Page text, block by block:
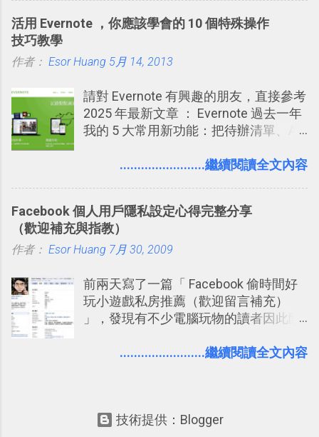
子彈筆記？我的 Trello GTD 方法範例看
板分享
強；然後下次快要忘記可能變成相隔一
化，讓記憶延長到可能半個月；那時候
來一個月的記憶長度！就這樣反覆慢慢
拉長時間練習，就能讓一個東西成為腦
海中更深刻的記憶。 問題是，當我們一
要準備數百個考試問題時，自己手動進
練習的記憶卡片，自動規劃要延期複習
的卡片，每天自動產生記憶練習題，這
樣的軟體中最受好評的，或許就是今天
活用 Evernote ，你應該學會的 10 個特殊操作
技巧教學
作者： Esor Huang 5月 14, 2013
請對 Evernote 有興趣的朋友，直接參考
2025 年最新文章 ： Evernote 過去一年
我的 5 大常用新功能：把待辦清單、AI
介紹文章： 把不同筆記中的待辦清單統
大綱收合、目錄連結、錨點連結，整理
超長筆記應用案例分享 新功能教學： 會
議記錄不麻煩！我常用兩個 Evernote AI
學： Evernote 新增類似 Google 文件的
「免帳號登入」多人同步編輯功能
........................繼續閱讀全文內容
Facebook 個人用戶隱私設定心得完整分享
（歡迎補充與指教）
作者： Esor Huang 7月 30, 2009
前兩天寫了一篇「 Facebook 偷時間好
玩小遊戲私房推薦（歡迎留言補充）
」，發現有不少電腦玩物的讀者因此開
Facebook確 實是目前最好的社群、社
又加入了哪個社團？某位好友又出現在
........................繼續閱讀全文內容
技術提供：Blogger